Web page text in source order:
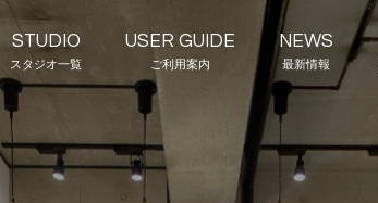
STUDIO
スタジオ一覧
USER GUIDE
ご利用案内
NEWS
最新情報